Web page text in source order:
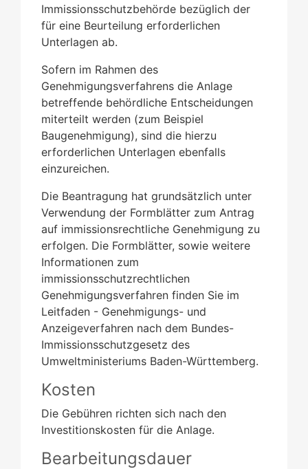
Immissionsschutzbehörde bezüglich der
für eine Beurteilung erforderlichen
Unterlagen ab.
Sofern im Rahmen des
Genehmigungsverfahrens die Anlage
betreffende behördliche Entscheidungen
miterteilt werden (zum Beispiel
Baugenehmigung), sind die hierzu
erforderlichen Unterlagen ebenfalls
einzureichen.
Die Beantragung hat grundsätzlich unter
Verwendung der Formblätter zum Antrag
auf immissionsrechtliche Genehmigung zu
erfolgen. Die Formblätter, sowie weitere
Informationen zum
immissionsschutzrechtlichen
Genehmigungsverfahren finden Sie im
Leitfaden - Genehmigungs- und
Anzeigeverfahren nach dem Bundes-
Immissionsschutzgesetz des
Umweltministeriums Baden-Württemberg.
Kosten
Die Gebühren richten sich nach den
Investitionskosten für die Anlage.
Bearbeitungsdauer